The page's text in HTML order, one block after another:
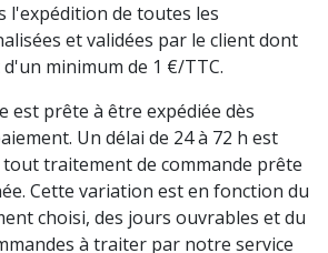
l'expédition de toutes les
et validées par le client dont
minimum de 1 €/TTC.
est prête à être expédiée dès
Un délai de 24 à 72 h est
traitement de commande prête
Cette variation est en fonction du
choisi, des jours ouvrables et du
à traiter par notre service